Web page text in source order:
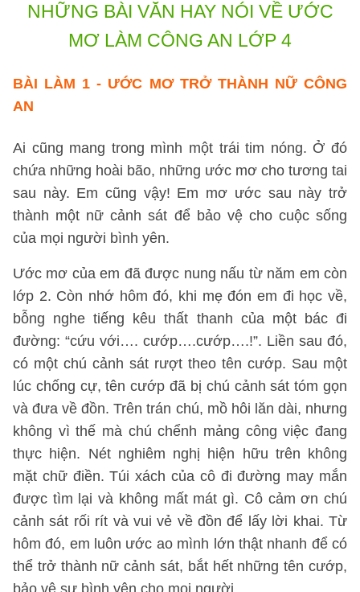
NHỮNG BÀI VĂN HAYNÓI VỀ ƯỚC
MƠ LÀM CÔNG AN LỚP 4
BÀI LÀM 1 - ƯỚC MƠ TRỞ THÀNH NỮ CÔNG
AN
Ai cũng mang trong mình một trái tim nóng. Ở đó
chứa những hoài bão, những ước mơ cho tương tai
sau này. Em cũng vậy! Em mơ ước sau này trở
thành một nữ cảnh sát để bảo vệ cho cuộc sống
của mọi người bình yên.
Ước mơ của em đã được nung nấu từ năm em còn
lớp 2. Còn nhớ hôm đó, khi mẹ đón em đi học về,
bỗng nghe tiếng kêu thất thanh của một bác đi
đường: “cứu với…. cướp….cướp….!”. Liền sau đó,
có một chú cảnh sát rượt theo tên cướp. Sau một
lúc chống cự, tên cướp đã bị chú cảnh sát tóm gọn
và đưa về đồn. Trên trán chú, mồ hôi lăn dài, nhưng
không vì thế mà chú chểnh mảng công việc đang
thực hiện. Nét nghiêm nghị hiện hữu trên không
mặt chữ điền. Túi xách của cô đi đường may mắn
được tìm lại và không mất mát gì. Cô cảm ơn chú
cảnh sát rối rít và vui vẻ về đồn để lấy lời khai. Từ
hôm đó, em luôn ước ao mình lớn thật nhanh để có
thể trở thành nữ cảnh sát, bắt hết những tên cướp,
bảo vệ sự bình yên cho mọi người.